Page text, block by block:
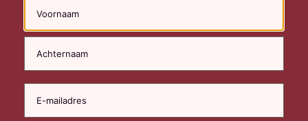
haarritueel biedt Urban Alchemy alles voor gezond, glanzend en
Naam